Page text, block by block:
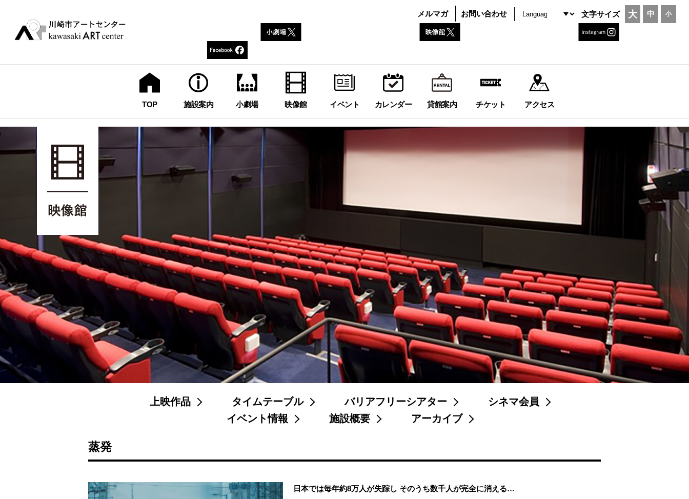
メルマガ お問い合わせ 文字サイズ 大 中 小
TOP 施設案内 小劇場 映像館 イベント カレンダー 貸館案内 チケット アクセス
上映作品 タイムテーブル バリアフリーシアター
シネマ会員
イベント情報
施設概要 アーカイブ
蒸発
日本では毎年約8万人が失踪し そのうち数千人が完全に消える…